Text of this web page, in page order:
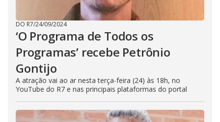
DO R7/24/09/2024
‘O Programa de Todos os
Programas’ recebe Petrônio
Gontijo
A atração vai ao ar nesta terça-feira (24) às 18h, no
YouTube do R7 e nas principais plataformas do portal